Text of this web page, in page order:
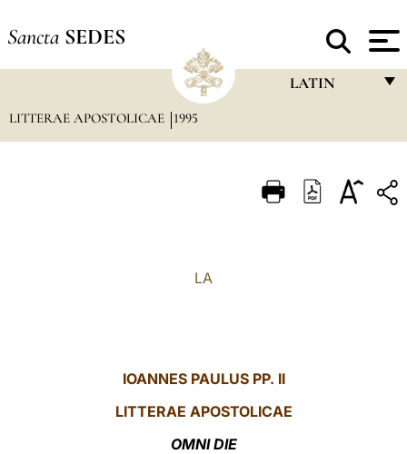
Sancta SEDES
LATIN
ITALIANO
中文
LITTERAE APOSTOLICAE 1995
LA
IOANNES PAULUS PP. II
LITTERAE APOSTOLICAE
OMNI DIE